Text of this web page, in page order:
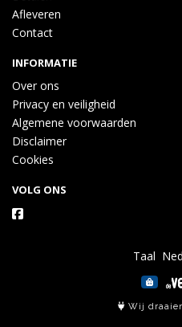
Afleveren
Contact
INFORMATIE
Over ons
Privacy en veiligheid
Algemene voorwaarden
Disclaimer
Cookies
VOLG ONS
Taal
Wij